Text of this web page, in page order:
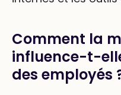
Comment la
influence-t-
des employés